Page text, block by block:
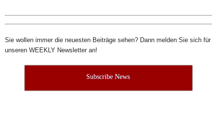
Sie wollen immer die neuesten Beiträge sehen? Dann melden Sie sich für
unseren WEEKLY Newsletter an!
Subscribe News